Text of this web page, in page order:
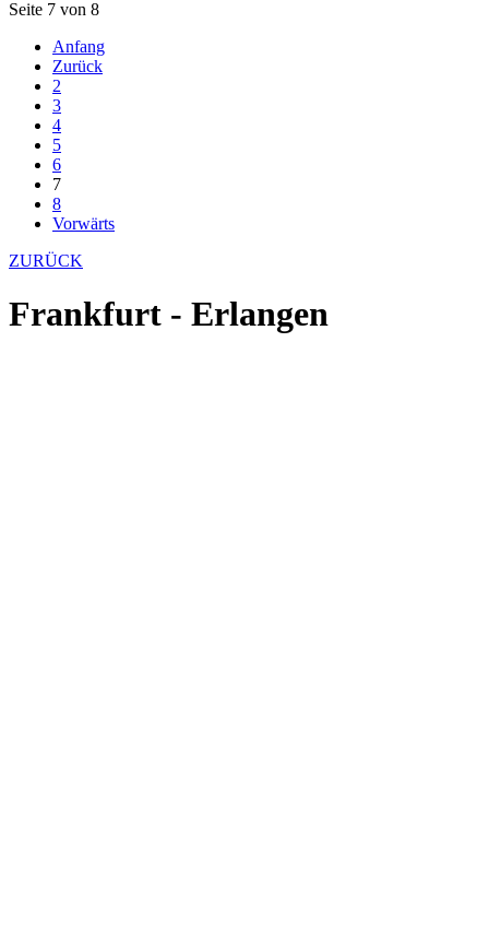
Seite 7 von 8
Anfang
Zurück
2
3
4
5
6
7
8
Vorwärts
ZURÜCK
Frankfurt - Erlangen